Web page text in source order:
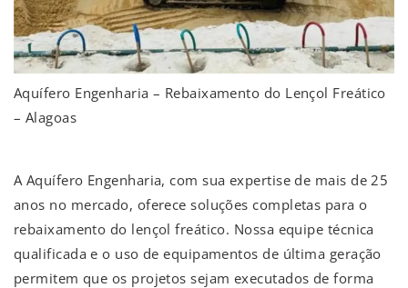
Aquífero Engenharia – Rebaixamento do Lençol Freático
– Alagoas
A Aquífero Engenharia, com sua expertise de mais de 25
anos no mercado, oferece soluções completas para o
rebaixamento do lençol freático. Nossa equipe técnica
qualificada e o uso de equipamentos de última geração
permitem que os projetos sejam executados de forma